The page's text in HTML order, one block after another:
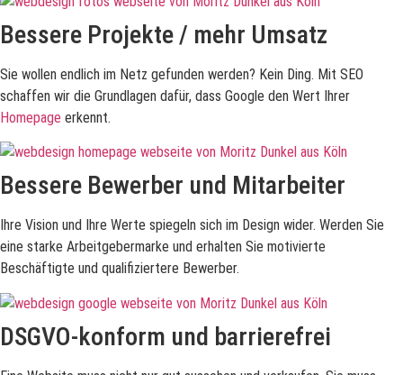
Bessere Projekte / mehr Umsatz
Sie wollen endlich im Netz gefunden werden? Kein Ding. Mit SEO
schaffen wir die Grundlagen dafür, dass Google den Wert Ihrer
Homepage erkennt.
Bessere Bewerber und Mitarbeiter
Ihre Vision und Ihre Werte spiegeln sich im Design wider. Werden Sie
eine starke Arbeitgebermarke und erhalten Sie motivierte
Beschäftigte und qualifiziertere Bewerber.
DSGVO-konform und barrierefrei